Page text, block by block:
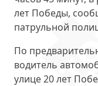
лет Победы,
патрульной
По
водитель
улице 20 лет